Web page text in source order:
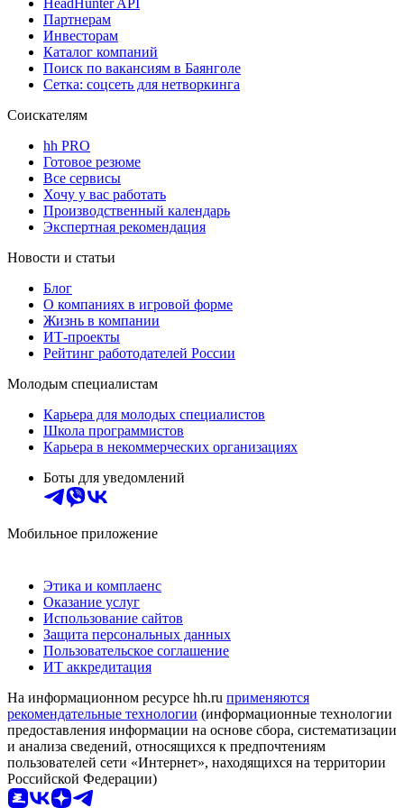
HeadHunter API
Партнерам
Инвесторам
Каталог компаний
Поиск по вакансиям в Баянголе
Сетка: соцсеть для нетворкинга
Соискателям
hh PRO
Готовое резюме
Все сервисы
Хочу у вас работать
Производственный календарь
Экспертная рекомендация
Новости и статьи
Блог
О компаниях в игровой форме
Жизнь в компании
ИТ-проекты
Рейтинг работодателей России
Молодым специалистам
Карьера для молодых специалистов
Школа программистов
Карьера в некоммерческих организациях
Боты для уведомлений
Мобильное приложение
Этика и комплаенс
Оказание услуг
Использование сайтов
Защита персональных данных
Пользовательское соглашение
ИТ аккредитация
На информационном ресурсе hh.ru применяются
рекомендательные технологии (информационные технологии
предоставления информации на основе сбора, систематизации
и анализа сведений, относящихся к предпочтениям
пользователей сети «Интернет», находящихся на территории
Российской Федерации)